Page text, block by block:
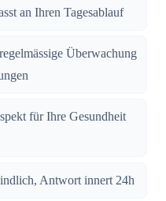
an Ihren Tagesablauf
Überwachung
für Ihre Gesundheit
Antwort innert 24h